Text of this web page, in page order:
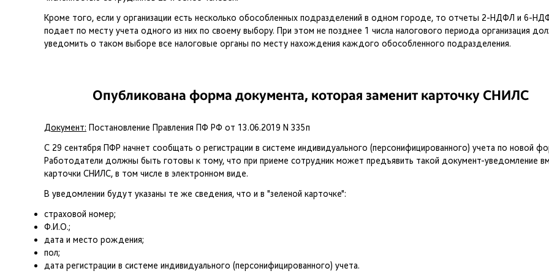
Кроме того, если у организации есть несколько обособленных подразделений в одном городе, то отчеты 2-НДФЛ и 6-
подает по месту учета одного из них по своему выбору. При этом не позднее 1 числа налогового периода организация
уведомить о таком выборе все налоговые органы по месту нахождения каждого обособленного подразделения.
Опубликована форма документа, которая заменит карточку СНИЛС
Документ: Постановление Правления ПФ РФ от 13.06.2019 N 335п
С 29 сентября ПФР начнет сообщать о регистрации в системе индивидуального (персонифицированного) учета по новой
Работодатели должны быть готовы к тому, что при приеме сотрудник может предъявить такой документ-уведомление
карточки СНИЛС, в том числе в электронном виде.
В уведомлении будут указаны те же сведения, что и в "зеленой карточке":
страховой номер;
Ф.И.О.;
дата и место рождения;
пол;
дата регистрации в системе индивидуального (персонифицированного) учета.